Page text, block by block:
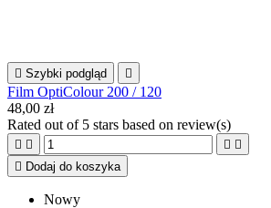
 Szybki podgląd 
Film OptiColour 200 / 120
48,00 zł
Rated out of 5 stars based on review(s)
   
 Dodaj do koszyka
Nowy